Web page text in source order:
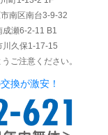
南区南台3-9-32
瀬6-2-11 B1
川久保1-17-15
ご注意ください。
換が激安！